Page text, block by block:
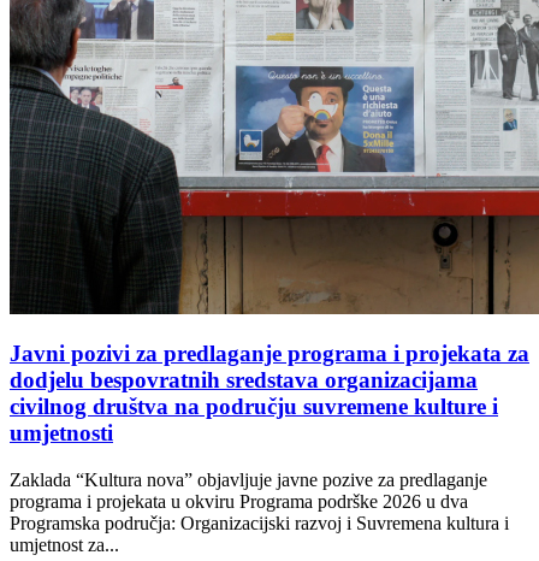
Javni pozivi za predlaganje programa i projekata za
dodjelu bespovratnih sredstava organizacijama
civilnog društva na području suvremene kulture i
umjetnosti
Zaklada “Kultura nova” objavljuje javne pozive za predlaganje
programa i projekata u okviru Programa podrške 2026 u dva
Programska područja: Organizacijski razvoj i Suvremena kultura i
umjetnost za...